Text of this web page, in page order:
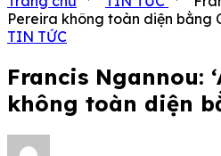
Pereira không toàn diện bằng
TIN TỨC
Francis Ngannou:
không toàn diện